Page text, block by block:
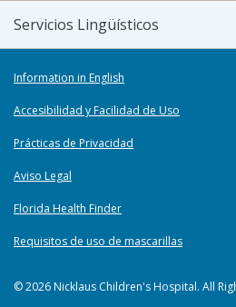
Servicios Lingüísticos
Information in English
Accesibilidad y Facilidad de Uso
Prácticas de Privacidad
Aviso Legal
Florida Health Finder
Requisitos de uso de mascarillas
© 2026 Nicklaus Children's Hospital. All